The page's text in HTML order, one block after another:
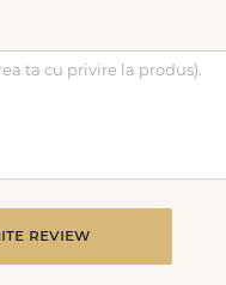
review